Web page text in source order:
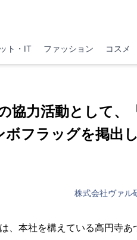
ト・IT ファッション コスメ
協力活動として、
フラッグを掲出
株式会社ヴァル
、本社を構えている高円寺あ